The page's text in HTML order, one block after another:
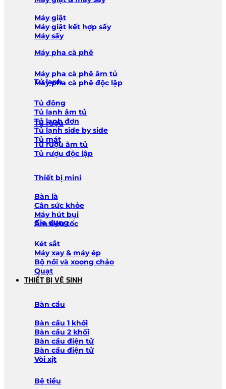
Máy giặt
Máy giặt kết hợp sấy
Máy sấy
Máy pha cà phê
Máy pha cà phê âm tủ
Máy pha cà phê độc lập
Tủ lạnh
Tủ đông
Tủ lạnh âm tủ
Tủ lạnh đơn
Tủ lạnh side by side
Tủ mát
Tủ rượu
Tủ rượu âm tủ
Tủ rượu độc lập
Thiết bị mini
Bàn là
Cân sức khỏe
Máy hút bụi
Ấm siêu tốc
Gia dụng
Két sắt
Máy xay & máy ép
Bộ nồi và xoong chảo
Quạt
THIẾT BỊ VỆ SINH
Bàn cầu
Bàn cầu 1 khối
Bàn cầu 2 khối
Bàn cầu điện tử
Bàn cầu điện tử
Vòi xịt
Bệ tiểu